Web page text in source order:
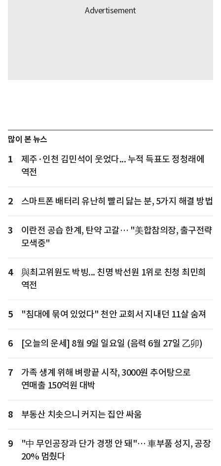
많이 본 뉴스
1
제주·인천 김민석이 웃었다... 누적 득표도 정청래에
역전
2 스마트폰 배터리 유난히 빨리 닳는 분, 5가지 해결 방법
3
이란전 공습 한계, 탄약 고갈… "美합참의장, 출구전략
모색중"
4
與최고위원도 박빙... 친명 박선원 1위로 친청 최민희
역전
5 "침대에 묶여 있었다" 천안 교회서 지내던 11살 숨져
6 [오늘의 운세] 8월 9일 일요일 (음력 6월 27일 乙卯)
7
가족 생계 위해 벼랑끝 시작, 3000원 추어탕으로
연매출 150억원 대박
8 부동산 치솟으니 커지는 집안 싸움
9
"中 무인공장과 단가 경쟁 안 돼"… 車부품 성지, 공장
20% 멈췄다